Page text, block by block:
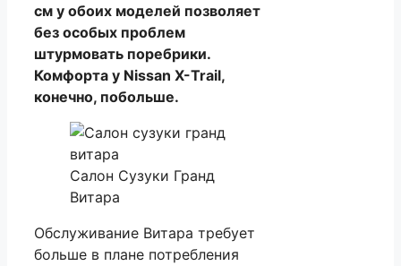
см у обоих моделей позволяет
без особых проблем
штурмовать поребрики.
Комфорта у Nissan X-Trail,
конечно, побольше.
Салон Сузуки Гранд
Витара
Обслуживание Витара требует
больше в плане потребления